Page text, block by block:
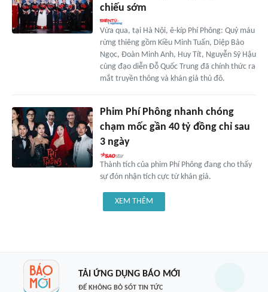
chiếu sớm
Vừa qua, tại Hà Nội, ê-kíp Phí Phông: Quỷ máu
rừng thiêng gồm Kiều Minh Tuấn, Diệp Bảo
Ngọc, Đoàn Minh Anh, Huy Tít, Nguyễn Sỹ Hậu
cùng đạo diễn Đỗ Quốc Trung đã chính thức ra
mắt truyền thông và khán giả thủ đô.
Phim Phí Phông nhanh chóng
chạm mốc gần 40 tỷ đồng chỉ sau
3 ngày
Thành tích của phim Phí Phông đang cho thấy
sự đón nhận tích cực từ khán giả.
XEM THÊM
TẢI ỨNG DỤNG BÁO MỚI
ĐỂ KHÔNG BỎ SÓT TIN TỨC